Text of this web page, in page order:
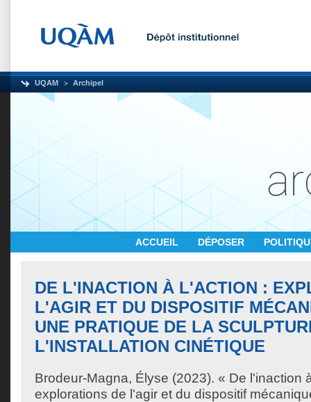
UQAM Archipel
ACCUEIL DÉPOSER
DE L'INACTION À L'ACTION :
L'AGIR ET DU DISPOSITIF
UNE PRATIQUE DE LA
L'INSTALLATION CINÉTIQUE
Brodeur-Magna, Élyse (2023). « De l'inaction
explorations de l'agir et du dispositif